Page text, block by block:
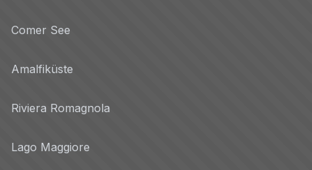
Comer See
Amalfiküste
Riviera Romagnola
Lago Maggiore